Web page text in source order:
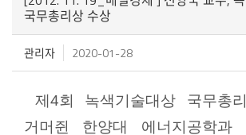
국무총리상 수상
관리자 2020-01-28
제4회 녹색기술대상 국무총
거머쥔 한양대 에너지공학과